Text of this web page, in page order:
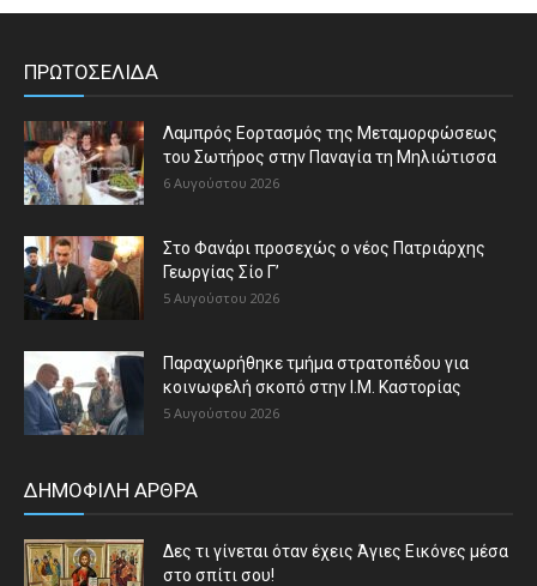
ΠΡΩΤΟΣΕΛΙΔΑ
Λαμπρός Εορτασμός της Μεταμορφώσεως
του Σωτήρος στην Παναγία τη Μηλιώτισσα
6 Αυγούστου 2026
Στο Φανάρι προσεχώς ο νέος Πατριάρχης
Γεωργίας Σίο Γ’
5 Αυγούστου 2026
Παραχωρήθηκε τμήμα στρατοπέδου για
κοινωφελή σκοπό στην Ι.Μ. Καστορίας
5 Αυγούστου 2026
ΔΗΜΟΦΙΛΗ ΑΡΘΡΑ
Δες τι γίνεται όταν έχεις Άγιες Εικόνες μέσα
στο σπίτι σου!